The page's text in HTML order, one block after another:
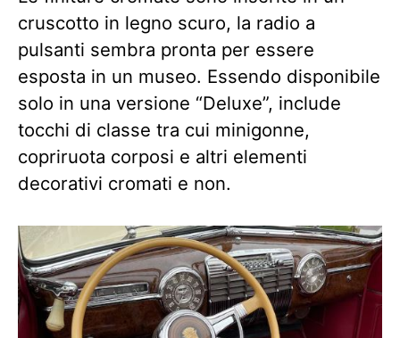
cruscotto in legno scuro, la radio a
pulsanti sembra pronta per essere
esposta in un museo. Essendo disponibile
solo in una versione “Deluxe”, include
tocchi di classe tra cui minigonne,
copriruota corposi e altri elementi
decorativi cromati e non.